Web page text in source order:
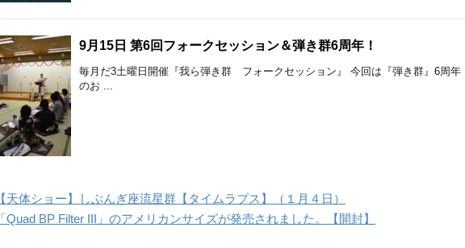
9月15日 第6回フォークセッション＆弾き群6周年！
毎月だ3土曜日開催『我ら弾き群 フォークセッション』 今回は『弾き群』6周年
のお ...
【天体ショー】しぶんぎ座流星群【タイムラプス】（１月４日）
「Quad BP Filter III」のアメリカンサイズが発売されました。【開封】